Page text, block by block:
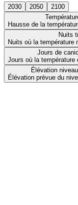
2030 2050
2100
Hausse de la
Nuits
Nuits où la température
Jours de
Jours où la température
Élévation
Élévation prévue du